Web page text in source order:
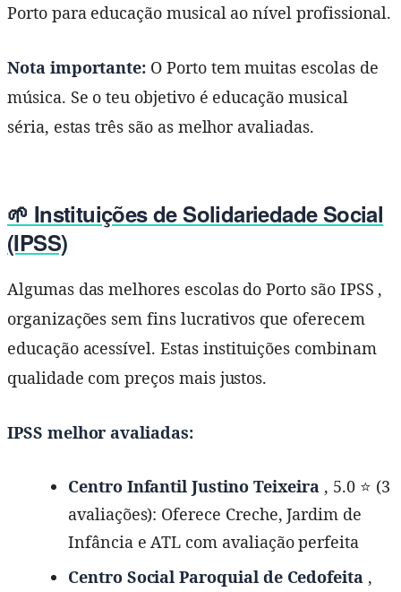
Porto para educação musical ao nível profissional.
Nota importante: O Porto tem muitas escolas de
música. Se o teu objetivo é educação musical
séria, estas três são as melhor avaliadas.
🌱 Instituições de Solidariedade Social
(IPSS)
Algumas das melhores escolas do Porto são IPSS ,
organizações sem fins lucrativos que oferecem
educação acessível. Estas instituições combinam
qualidade com preços mais justos.
IPSS melhor avaliadas:
Centro Infantil Justino Teixeira , 5.0 ⭐ (3
avaliações): Oferece Creche, Jardim de
Infância e ATL com avaliação perfeita
Centro Social Paroquial de Cedofeita ,